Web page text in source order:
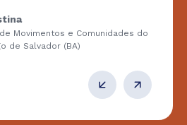
Movimentos e Comunidades do
de Salvador (BA)